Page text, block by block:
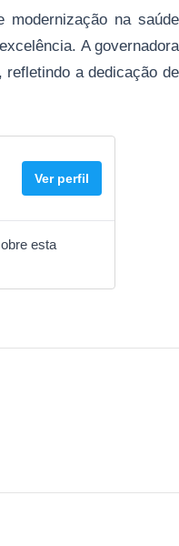
na saúde
A governadora
a dedicação de
Ver perfil
esta